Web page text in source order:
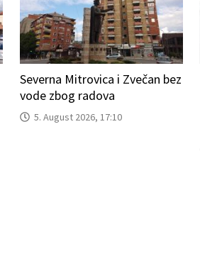
Severna Mitrovica i Zvečan bez
vode zbog radova
5. August 2026, 17:10